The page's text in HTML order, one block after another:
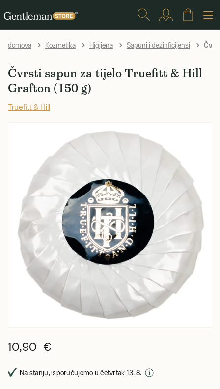
domova Kozmetika Higijena Sapuni i dezinficijensi
Čvrsti sapun za tijelo Truefitt & Hill
Grafton (150 g)
Truefitt & Hill
10,90 €
Na stanju, isporučujemo u četvrtak 13. 8.